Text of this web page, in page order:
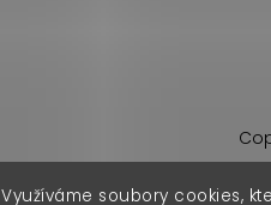
Využíváme soubory cookies,